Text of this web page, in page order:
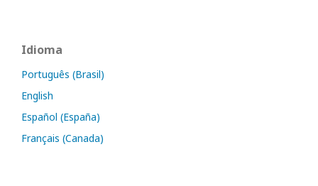
Idioma
Português (Brasil)
English
Español (España)
Français (Canada)